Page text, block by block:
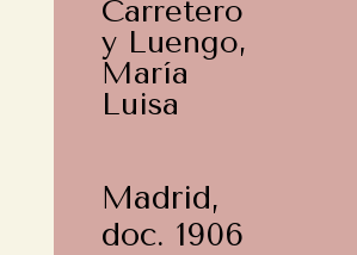
Carretero
y Luengo,
María
Luisa
Madrid,
doc. 1906